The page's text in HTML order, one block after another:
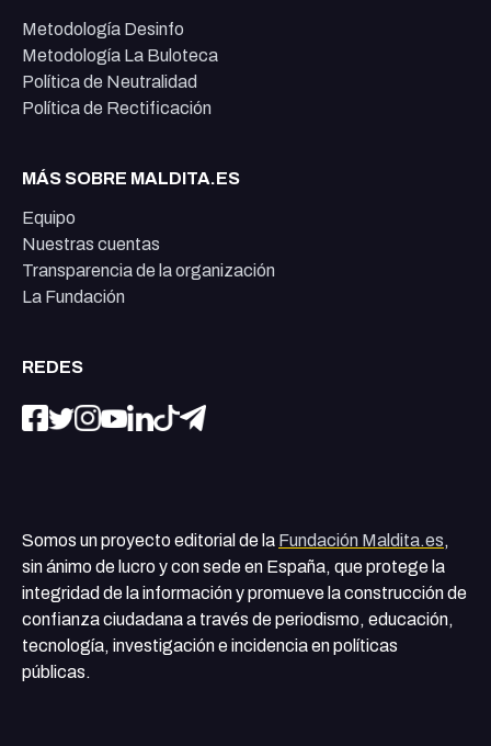
Metodología Desinfo
Metodología La Buloteca
Política de Neutralidad
Política de Rectificación
MÁS SOBRE MALDITA.ES
Equipo
Nuestras cuentas
Transparencia de la organización
La Fundación
REDES
Somos un proyecto editorial de la Fundación Maldita.es,
sin ánimo de lucro y con sede en España, que protege la
integridad de la información y promueve la construcción de
confianza ciudadana a través de periodismo, educación,
tecnología, investigación e incidencia en políticas
públicas.